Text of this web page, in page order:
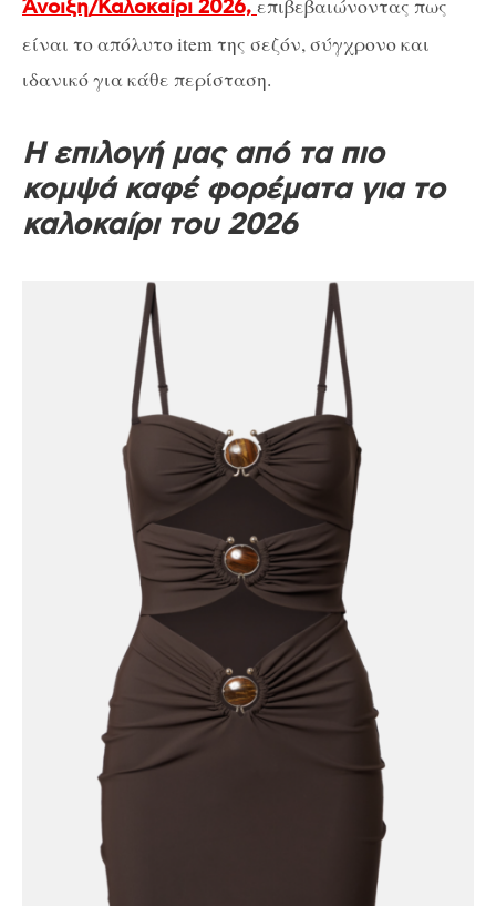
Άνοιξη/Καλοκαίρι 2026, επιβεβαιώνοντας πως
είναι το απόλυτο item της σεζόν, σύγχρονο και
ιδανικό για κάθε περίσταση.
Η επιλογή μας από τα πιο
κομψά καφέ φορέματα για το
καλοκαίρι του 2026